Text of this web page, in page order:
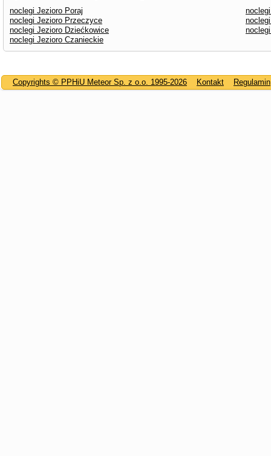
noclegi Jezioro Poraj
noclegi Jezioro Przeczyce
noclegi Jezioro Dziećkowice
noclegi Jezioro Czanieckie
Copyrights © PPHiU Meteor Sp. z o.o. 1995-2026 Kontakt Regulamin